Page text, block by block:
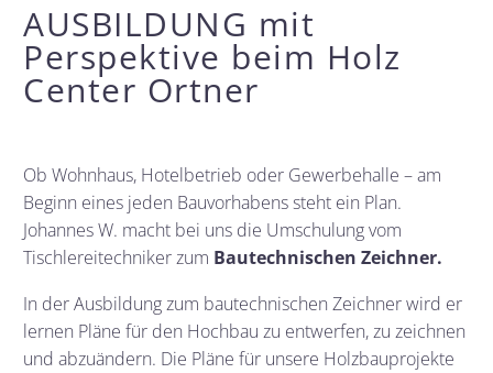
AUSBILDUNG mit
Perspektive beim Holz
Center Ortner
Ob Wohnhaus, Hotelbetrieb oder Gewerbehalle – am
Beginn eines jeden Bauvorhabens steht ein Plan.
Johannes W. macht bei uns die Umschulung vom
Tischlereitechniker zum Bautechnischen Zeichner.
In der Ausbildung zum bautechnischen Zeichner wird er
lernen Pläne für den Hochbau zu entwerfen, zu zeichnen
und abzuändern. Die Pläne für unsere Holzbauprojekte